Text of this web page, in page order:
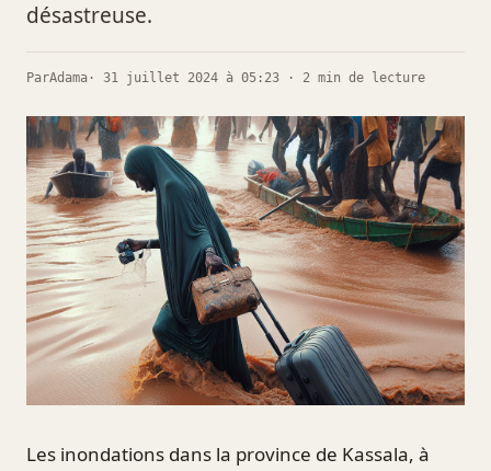
désastreuse.
ParAdama · 31 juillet 2024 à 05:23 · 2 min de lecture
Les inondations dans la province de Kassala, à